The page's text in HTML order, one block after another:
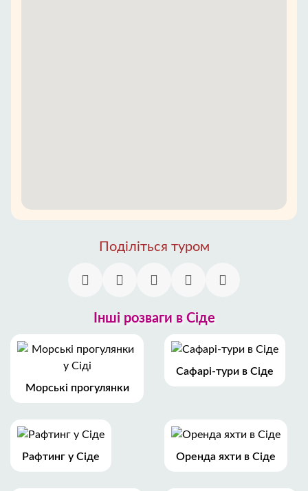
Поділіться туром
Інші розваги в Сіде
Морські прогулянки
Сафарі-тури в Сіде
Рафтинг у Сіде Оренда яхти в Сіде